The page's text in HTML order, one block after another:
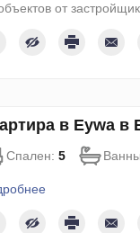
от
в Eywa
Спален: 5